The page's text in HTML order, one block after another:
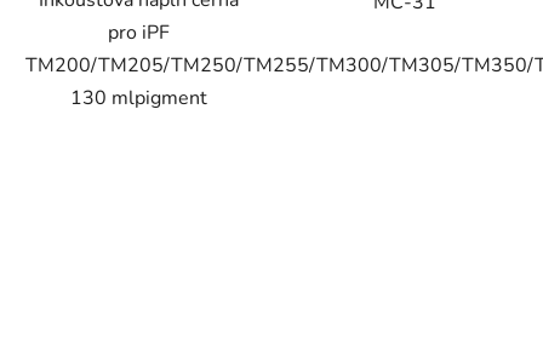
pro iPF
TM200/TM205/TM250/TM255/TM300/TM305/TM350/
130 mlpigment